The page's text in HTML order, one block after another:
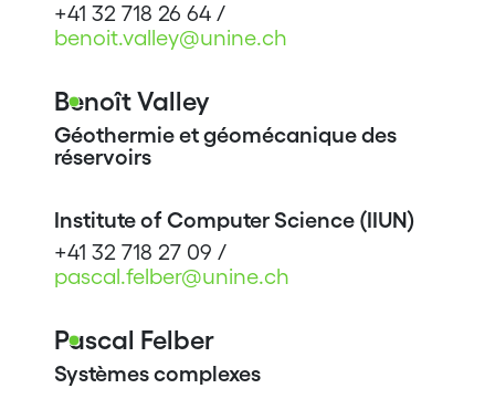
+41 32 718 26 64 /
benoit.valley@unine.ch
Benoît Valley
Géothermie et géomécanique des
réservoirs
Institute of Computer Science (IIUN)
+41 32 718 27 09 /
pascal.felber@unine.ch
Pascal Felber
Systèmes complexes